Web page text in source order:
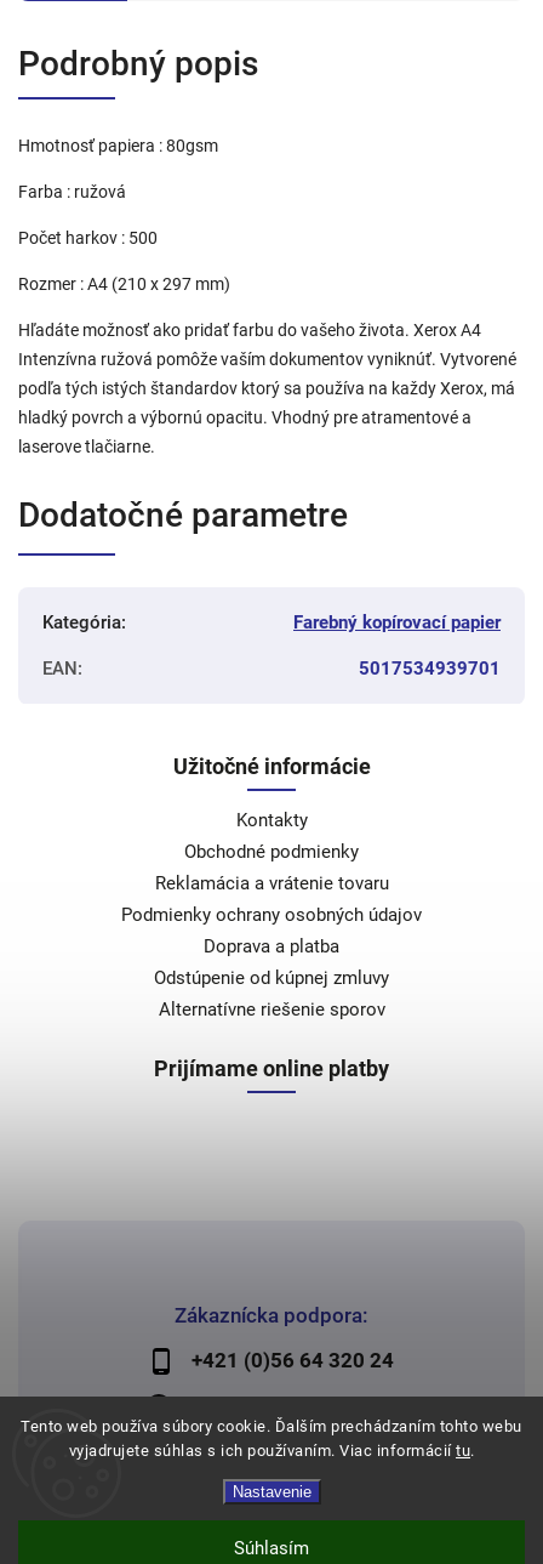
Tento web používa súbory cookie. Ďalším prechádzaním tohto webu
vyjadrujete súhlas s ich používaním. Viac informácií tu.
Nastavenie
Súhlasím
Podrobný popis
Hmotnosť papiera : 80gsm
Farba : ružová
Počet harkov : 500
Rozmer : A4 (210 x 297 mm)
Hľadáte možnosť ako pridať farbu do vašeho života. Xerox A4
Intenzívna ružová pomôže vaším dokumentov vyniknúť. Vytvorené
podľa tých istých štandardov ktorý sa používa na každy Xerox, má
hladký povrch a výbornú opacitu. Vhodný pre atramentové a
laserove tlačiarne.
Dodatočné parametre
Kategória: Farebný kopírovací papier
EAN: 5017534939701
Zákaznícka podpora:
+421 (0)56 64 320 24
Užitočné informácie
Kontakty
Obchodné podmienky
Reklamácia a vrátenie tovaru
Podmienky ochrany osobných údajov
Doprava a platba
Odstúpenie od kúpnej zmluvy
Alternatívne riešenie sporov
Prijímame online platby
Copyright 2026Papier Lechman. Všetky práva vyhradené.
Shoptet | Design